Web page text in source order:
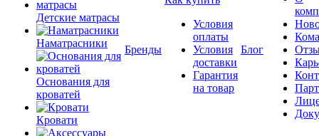
Детские матрасы
Наматрасники
Основания для
кроватей
Кровати
Бренды
Условия
оплаты
Условия
доставки
Гарантия
на товар
Блог